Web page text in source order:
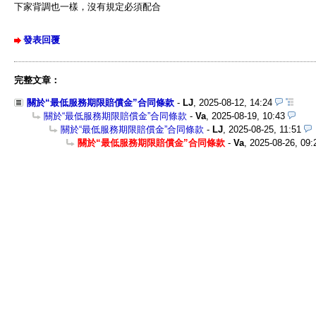
下家背調也一樣，沒有規定必須配合
發表回覆
完整文章：
關於“最低服務期限賠償金”合同條款 - LJ 2025-08-12, 14:24
關於“最低服務期限賠償金”合同條款 - Va 2025-08-19, 10:43
關於“最低服務期限賠償金”合同條款 - LJ 2025-08-25, 11:51
關於“最低服務期限賠償金”合同條款 - Va 2025-08-26,